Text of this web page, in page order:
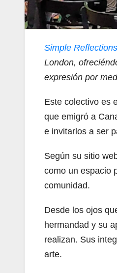
Simple
London,
expresión por
Este colectivo es
que emigró a
e invitarlos a ser
Según su sitio
como un espacio
comunidad.
Desde los ojos
hermandad y su
realizan. Sus
arte.